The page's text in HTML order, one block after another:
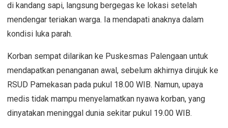
di kandang sapi, langsung bergegas ke lokasi setelah
mendengar teriakan warga. Ia mendapati anaknya dalam
kondisi luka parah.
Korban sempat dilarikan ke Puskesmas Palengaan untuk
mendapatkan penanganan awal, sebelum akhirnya dirujuk ke
RSUD Pamekasan pada pukul 18.00 WIB. Namun, upaya
medis tidak mampu menyelamatkan nyawa korban, yang
dinyatakan meninggal dunia sekitar pukul 19.00 WIB.